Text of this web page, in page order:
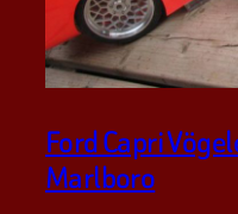
Ford Capri
Marlboro